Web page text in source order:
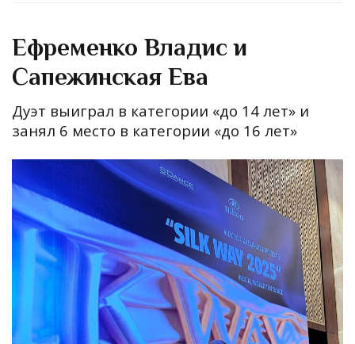
Ефременко Владис и
Сапежинская Ева
Дуэт выиграл в категории «до 14 лет» и
занял 6 место в категории «до 16 лет»